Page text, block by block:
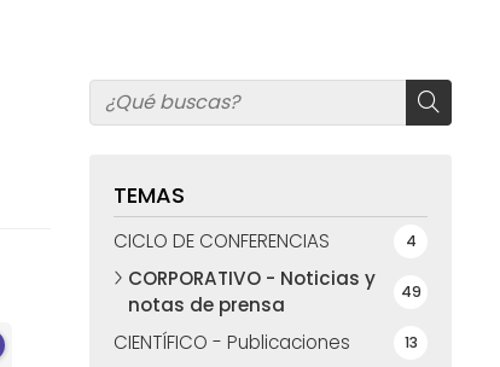
TEMAS
CICLO DE CONFERENCIAS 4
CORPORATIVO - Noticias y
notas de prensa
49
CIENTÍFICO - Publicaciones 13